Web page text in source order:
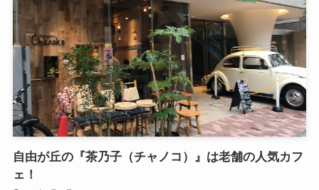
自由が丘の『茶乃子（チャノコ）』は老舗の人気カフ
ェ！